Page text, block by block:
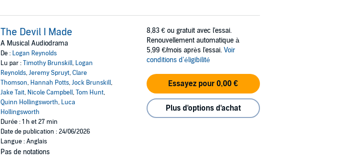
The Devil I Made
A Musical Audiodrama
De : Logan Reynolds
Lu par :Timothy Brunskill, Logan
Reynolds,Jeremy Spruyt,Clare
Thomson, Hannah Potts,Jock Brunskill,
Jake Tait, Nicole Campbell,Tom Hunt,
Quinn Hollingsworth, Luca
Hollingsworth
Durée : 1 h et 27 min
Date de publication : 24/06/2026
Langue : Anglais
Pas de notations
8,83 € ou gratuit avec l'essai.
Renouvellement automatique à
5,99 €/mois après l'essai. Voir
conditions d'éligibilité
Essayez pour 0,00 €
Plus d'options d'achat